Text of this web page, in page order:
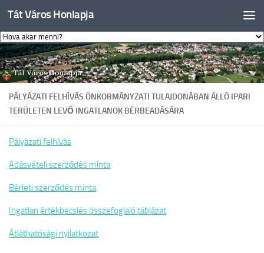
Skip to content
Tát Város Honlapja
PÁLYÁZATI FELHÍVÁS ÖNKORMÁNYZATI TULAJDONÁBAN ÁLLÓ IPARI
TERÜLETEN LEVŐ INGATLANOK BÉRBEADÁSÁRA
Pályázati felhívás
Adásvételi szerződés minta
Bérleti szerződés minta
Ingatlan értékbecslés összefoglaló táblázat
Átláthatósági nyilatkozat